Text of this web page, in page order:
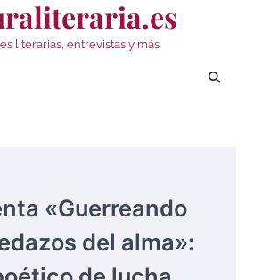
literarias, entrevistas y más
«Guerreando
del alma»: